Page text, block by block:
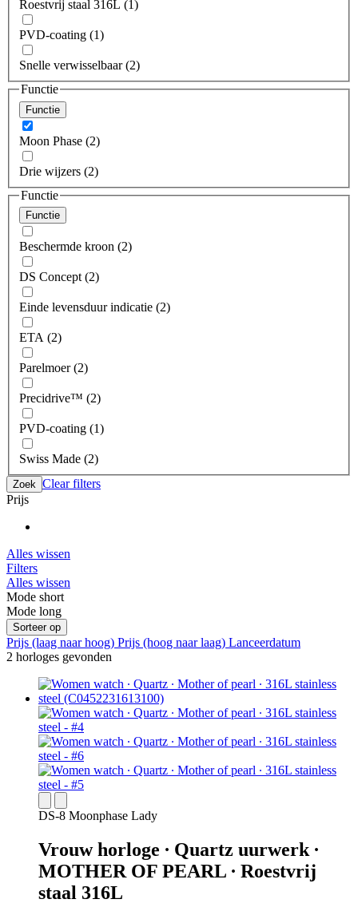
Roestvrij staal 316L (1)
PVD-coating (1)
Snelle verwisselbaar (2)
Functie
Functie
Moon Phase (2)
Drie wijzers (2)
Functie
Functie
Beschermde kroon (2)
DS Concept (2)
Einde levensduur indicatie (2)
ETA (2)
Parelmoer (2)
Precidrive™ (2)
PVD-coating (1)
Swiss Made (2)
Zoek Clear filters
Prijs
Alles wissen
Filters
Alles wissen
Mode short
Mode long
Sorteer op
Prijs (laag naar hoog) Prijs (hoog naar laag) Lanceerdatum
2 horloges gevonden
DS-8 Moonphase Lady
Vrouw horloge ∙ Quartz uurwerk ∙
MOTHER OF PEARL ∙ Roestvrij
staal 316L